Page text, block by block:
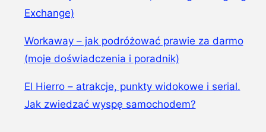
Exchange)
Workaway – jak podróżować prawie za darmo
(moje doświadczenia i poradnik)
El Hierro – atrakcje, punkty widokowe i serial.
Jak zwiedzać wyspę samochodem?